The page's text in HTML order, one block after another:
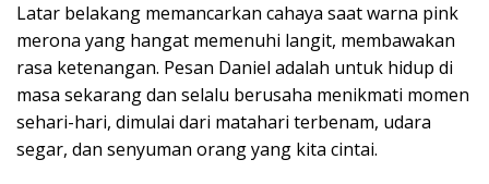
Latar belakang memancarkan cahaya saat warna pink
merona yang hangat memenuhi langit, membawakan
rasa ketenangan. Pesan Daniel adalah untuk hidup di
masa sekarang dan selalu berusaha menikmati momen
sehari-hari, dimulai dari matahari terbenam, udara
segar, dan senyuman orang yang kita cintai.